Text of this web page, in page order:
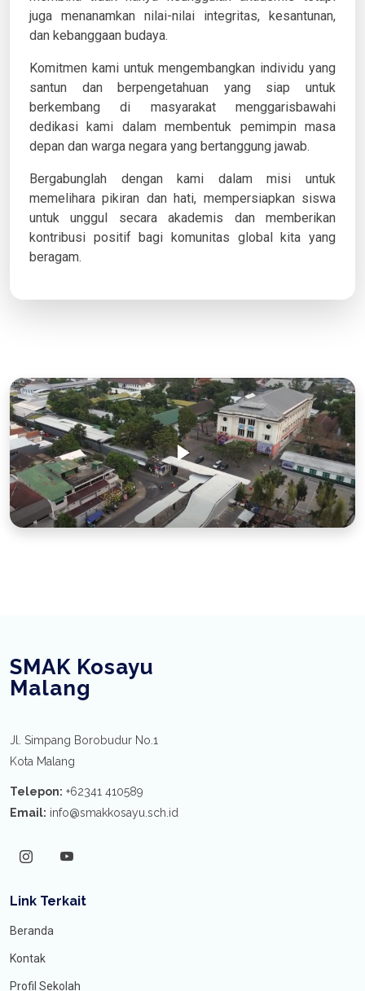
juga menanamkan nilai-nilai integritas, kesantunan,
dan kebanggaan budaya.
Komitmen kami untuk mengembangkan individu yang
santun dan berpengetahuan yang siap untuk
berkembang di masyarakat menggarisbawahi
dedikasi kami dalam membentuk pemimpin masa
depan dan warga negara yang bertanggung jawab.
Bergabunglah dengan kami dalam misi untuk
memelihara pikiran dan hati, mempersiapkan siswa
untuk unggul secara akademis dan memberikan
kontribusi positif bagi komunitas global kita yang
beragam.
SMAK Kosayu
Malang
Jl. Simpang Borobudur No.1
Kota Malang
Telepon: +62341 410589
Email: info@smakkosayu.sch.id
Link Terkait
Beranda
Kontak
Profil Sekolah